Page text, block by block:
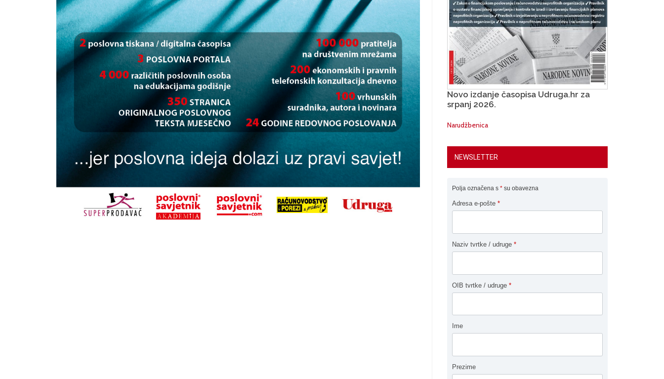
Novo izdanje časopisa Udruga.hr za
srpanj 2026.
Narudžbenica
NEWSLETTER
Polja označena s * su obavezna
Adresa e-pošte *
Naziv tvrtke / udruge *
OIB tvrtke / udruge *
Ime
Prezime